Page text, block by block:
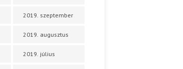
2019. szeptember
2019. augusztus
2019. július